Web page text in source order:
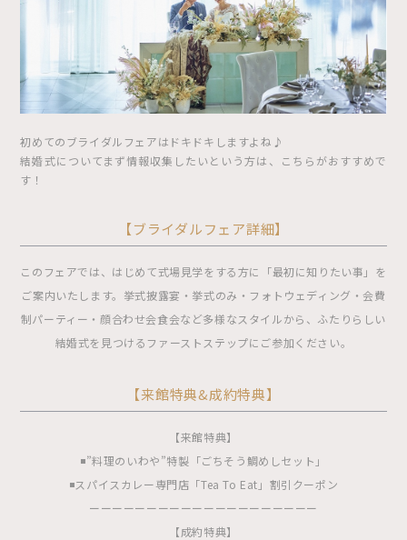
初めてのブライダルフェアはドキドキしますよね♪
結婚式についてまず情報収集したいという方は、こちらがおすすめで
す！
【ブライダルフェア詳細】
このフェアでは、はじめて式場見学をする方に「最初に知りたい事」を
ご案内いたします。挙式披露宴・挙式のみ・フォトウェディング・会費
制パーティー・顔合わせ会食会など多様なスタイルから、ふたりらしい
結婚式を見つけるファーストステップにご参加ください。
【来館特典&成約特典】
【来館特典】
◾️”料理のいわや”特製「ごちそう鯛めしセット」
◾️スパイスカレー専門店「Tea To Eat」割引クーポン
ーーーーーーーーーーーーーーーーーーーー
【成約特典】